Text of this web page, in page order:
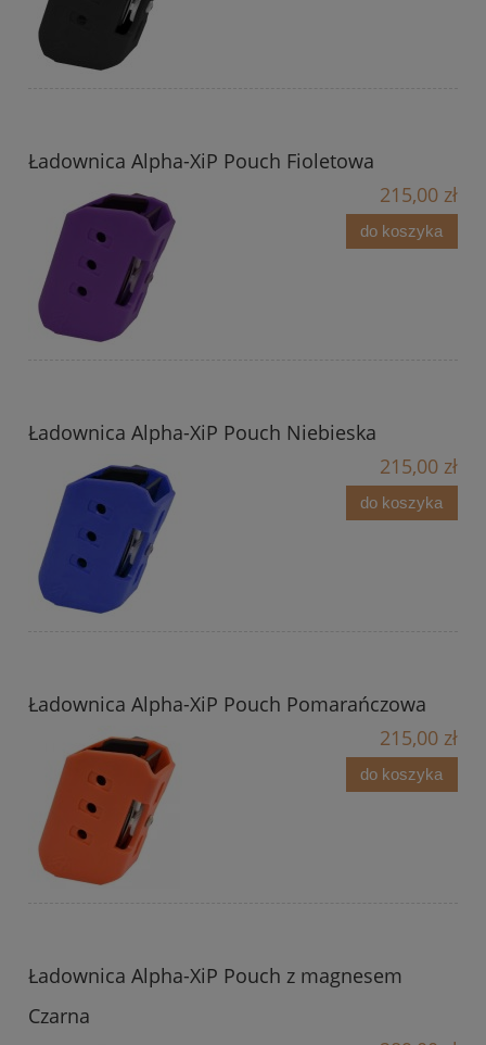
Ładownica Alpha-XiP Pouch Fioletowa
215,00 zł
do koszyka
Ładownica Alpha-XiP Pouch Niebieska
215,00 zł
do koszyka
Ładownica Alpha-XiP Pouch Pomarańczowa
215,00 zł
do koszyka
Ładownica Alpha-XiP Pouch z magnesem
Czarna